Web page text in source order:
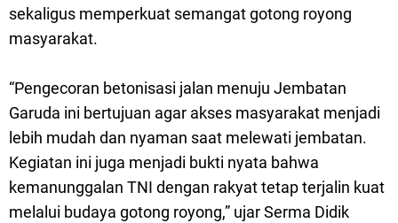
sekaligus memperkuat semangat gotong royong
masyarakat.
“Pengecoran betonisasi jalan menuju Jembatan
Garuda ini bertujuan agar akses masyarakat menjadi
lebih mudah dan nyaman saat melewati jembatan.
Kegiatan ini juga menjadi bukti nyata bahwa
kemanunggalan TNI dengan rakyat tetap terjalin kuat
melalui budaya gotong royong,” ujar Serma Didik